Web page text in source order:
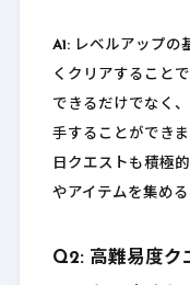
A1:レベルアップの
くクリアすること
できるだけでなく
手することができ
日クエストも積極
やアイテムを集める
Q2: 高難易度ク